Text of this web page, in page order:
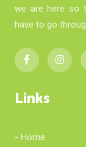
we are here so
have to go
Links
- Home